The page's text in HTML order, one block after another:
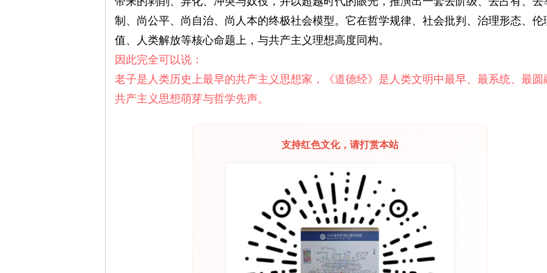
制、尚公平、尚自治、尚人本的终极社会模型。它在哲学规律、社会批判、治理形态、伦
值、人类解放等核心命题上，与共产主义理想高度同构。
因此完全可以说：
老子是人类历史上最早的共产主义思想家，《道德经》是人类文明中最早、最系统、最圆
共产主义思想萌芽与哲学先声。
支持红色文化，请打赏本站